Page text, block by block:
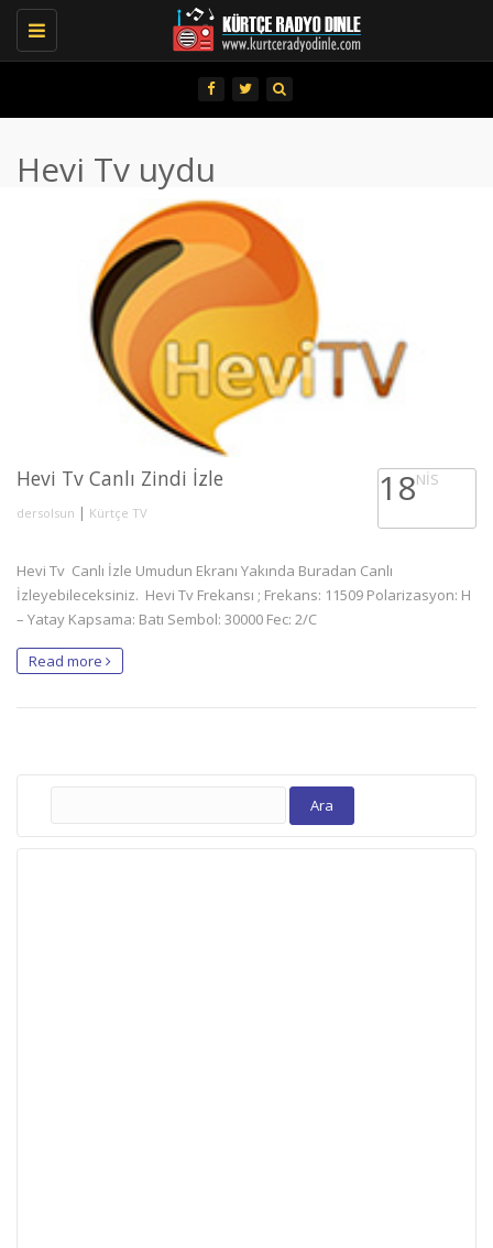
Toggle
navigation
Hevi Tv uydu
Hevi Tv Canlı Zindi İzle
dersolsun | Kürtçe TV
18NIS
Hevi Tv Canlı İzle Umudun Ekranı Yakında Buradan Canlı
İzleyebileceksiniz. Hevi Tv Frekansı ; Frekans: 11509 Polarizasyon: H
– Yatay Kapsama: Batı Sembol: 30000 Fec: 2/C
Read more
Arama: